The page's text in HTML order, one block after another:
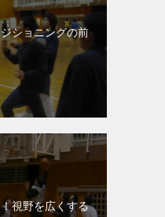
ショニングの前
視野を広くする